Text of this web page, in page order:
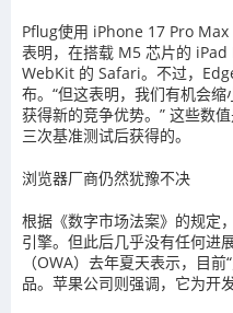
Pflug使用 iPhone 17 Pro
表明，在搭载 M5 芯片的
WebKit 的 Safari。不过，
布。“但这表明，我们有机会
获得新的竞争优势。” 这些数
三次基准测试后获得的。
浏览器厂商仍然犹豫不决
根据《数字市场法案》的规定
引擎。但此后几乎没有任何进
（OWA）去年夏天表示，目
品。苹果公司则强调，它为开